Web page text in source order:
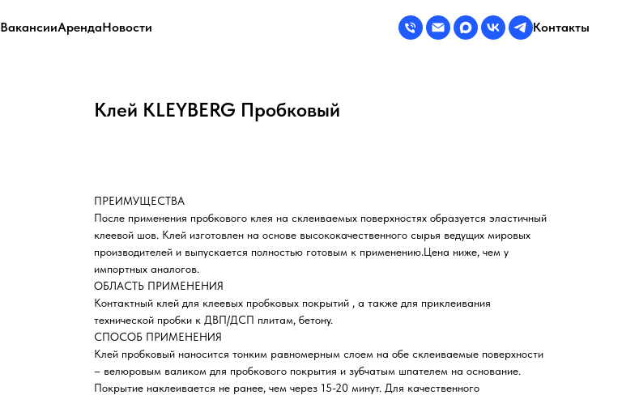
ВакансииАрендаНовости Контакты
Клей KLEYBERG Пробковый
ПРЕИМУЩЕСТВА
После применения пробкового клея на склеиваемых поверхностях образуется эластичный
клеевой шов. Клей изготовлен на основе высококачественного сырья ведущих мировых
производителей и выпускается полностью готовым к применению.Цена ниже, чем у
импортных аналогов.
ОБЛАСТЬ ПРИМЕНЕНИЯ
Контактный клей для клеевых пробковых покрытий , а также для приклеивания
технической пробки к ДВП/ДСП плитам, бетону.
СПОСОБ ПРИМЕНЕНИЯ
Клей пробковый наносится тонким равномерным слоем на обе склеиваемые поверхности
– велюровым валиком для пробкового покрытия и зубчатым шпателем на основание.
Покрытие наклеивается не ранее, чем через 15-20 минут. Для качественного